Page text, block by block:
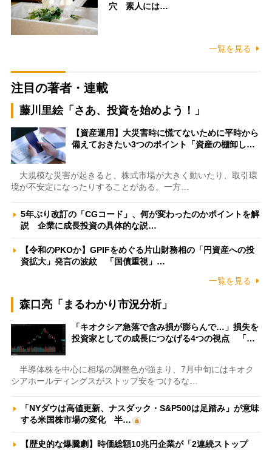
穴 素人には…
一覧を見る
注目の著者・連載
藤川里絵「さあ、投資を始めよう！」
【資産運用】大災害時に慌てないために平時から
備えておきたい3つのポイント「資産の棚卸し…
大規模な災害が起きると、株式市場が大きく動いたり、取引環
境が不安定になったりすることがある。一方…
5年ぶり改訂の「CGコード」、何が変わったのかポイントを解
説 企業に成長投資の具体的な説…
【令和のPKOか】GPIFをめぐる片山財務相の「円資産への投
資拡大」発言の波紋 「国債重視」…
一覧を見る
森口亮「まるわかり市況分析」
「キオクシア急落で含み損が膨らんで…」損失を
投資家としての成長につなげる4つの視点 「…
半導体株を中心に相場の調整色が強まり、7月中旬にはキオク
シアホールディングスがストップ安をつけるな…
「NYダウは高値更新、ナスダック・S&P500は足踏み」が意味
する米国株市場の変化 半…
【歴史的な爆騰劇】時価総額10兆円企業が「2連続ストップ